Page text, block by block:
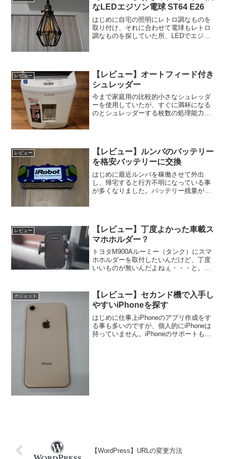
から充電すればいいのです...
なLEDエジソン電球 ST64 E26
はじめに自宅の照明にレトロ調なものを
取り付け、それに合わせて電球もレトロ
調なものを探していた所、LEDでエジソ
レビュー
【レビュー】オートフィード付き
シュレッダー
今まで家庭用の比較的小さなシュレッダ
ーを使用していたが、すぐに満杯になる
のとシュレッダーする枚数の処理能力を
ー機みたいにオー...
レビュー
【レビュー】ルンバのバッテリー
を格安バッテリーに交換
はじめに最近ルンバを稼働させて外出
し、帰宅すると行方不明になっている事
が多くなりました。バッテリー残量が少
リーの寿命ですね。前にマキ...
レビュー
【レビュー】丁度よかった車載ス
マホホルダー？
トヨタM900Aルーミー（タンク）にスマ
ホホルダーを取付したいんだけど、丁度
いいものが無いんだよねぇ・・・と。丁
と・・・取付方法はいろいろあるけ
ど・・・そもそも基本的な車...
ガジェット
【レビュー】セカンド機で入手し
やすいiPhoneを探す
はじめに仕事上iPhoneのアプリ作成をす
る事も多いのですが、個人的にiPhoneは
持っていません。iPhoneのサポートも増
【WordPress】URLの変更方法